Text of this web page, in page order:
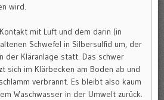
wird.
mit Luft und dem darin (in
Schwefel in Silbersulfid um, der
der Kläranlage statt. Das schwer
sich im Klärbecken am Boden ab und
verbrannt. Es bleibt also kaum
Waschwasser in der Umwelt zurück.